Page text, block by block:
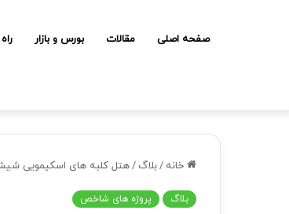
صفحه اصلی مقالات بورس و بازار
خانه /بلاگ /هتل کلبه­ های اسکیمویی
بلاگ پروژه های شاخص